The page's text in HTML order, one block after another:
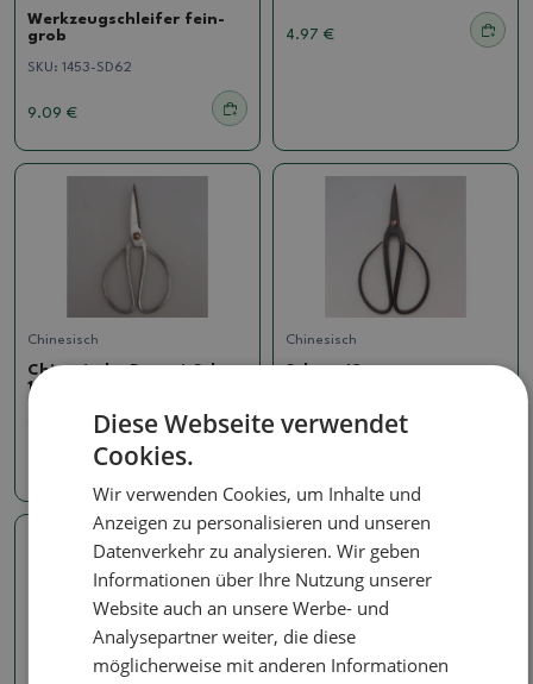
Werkzeugschleifer fein-
grob
SKU: 1453-SD62
9.09 €
4.97 €
Chinesisch
Chinesische Bonsai-Schere
120 mm
doplnky_04
Chinesisch
Schere 12 cm
Diese Webseite verwendet
Cookies.
Wir verwenden Cookies, um Inhalte und
Anzeigen zu personalisieren und unseren
Datenverkehr zu analysieren. Wir geben
Informationen über Ihre Nutzung unserer
Website auch an unsere Werbe- und
Analysepartner weiter, die diese
möglicherweise mit anderen Informationen